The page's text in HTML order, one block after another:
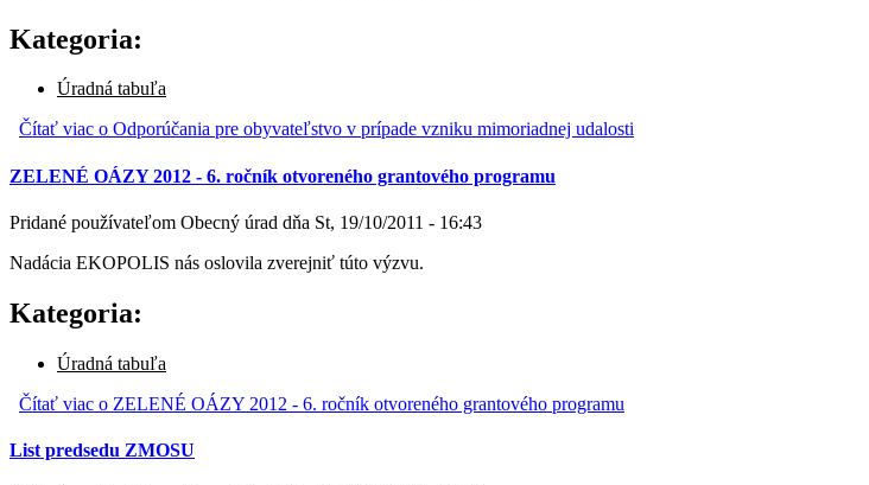
Kategoria:
Úradná tabuľa
Čítať viac o Odporúčania pre obyvateľstvo v prípade vzniku mimoriadnej udalosti
ZELENÉ OÁZY 2012 - 6. ročník otvoreného grantového programu
Pridané používateľom Obecný úrad dňa St, 19/10/2011 - 16:43
Nadácia EKOPOLIS nás oslovila zverejniť túto výzvu.
Kategoria:
Úradná tabuľa
Čítať viac o ZELENÉ OÁZY 2012 - 6. ročník otvoreného grantového programu
List predsedu ZMOSU